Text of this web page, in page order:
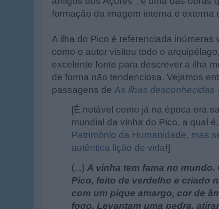
formação da imagem interna e externa
A ilha do Pico é referenciada inúmeras
como o autor visitou todo o
excelente fonte para descrever a ilha
de forma não tendenciosa. Vejamos
passagens de As ilhas desconhecidas
[É notável como já na época era
mundial da vinha do Pico, a qual
Património da Humanidade, mas
autêntica lição de vida!]
(...) A vinha tem fama no
Pico, feito de verdelho e criado
com um pique amargo, cor de
fogo. Levantam uma pedra,